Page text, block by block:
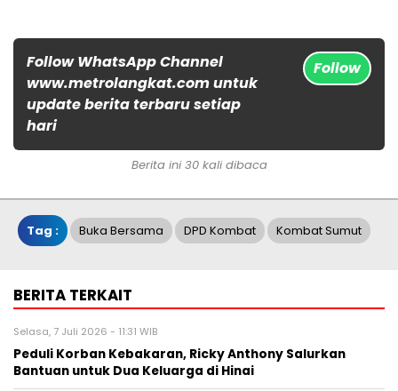
Follow WhatsApp Channel
www.metrolangkat.com untuk
update berita terbaru setiap
hari
Follow
Berita ini 30 kali dibaca
Tag : Buka Bersama DPD Kombat Kombat Sumut
BERITA TERKAIT
Selasa, 7 Juli 2026 - 11:31 WIB
Peduli Korban Kebakaran, Ricky Anthony Salurkan
Bantuan untuk Dua Keluarga di Hinai